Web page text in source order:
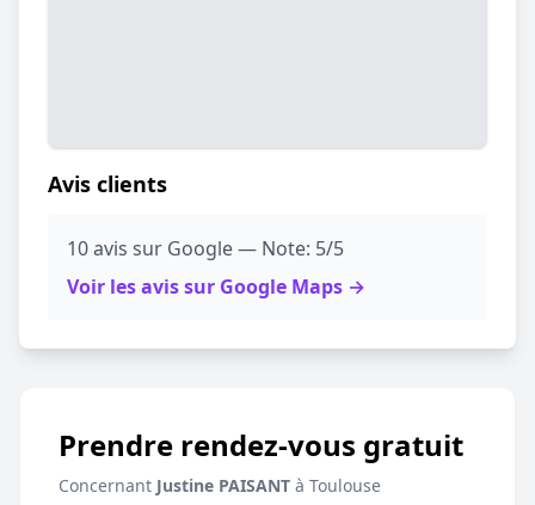
Avis clients
10 avis sur Google — Note: 5/5
Voir les avis sur Google Maps →
Prendre rendez-vous gratuit
Concernant Justine PAISANT à Toulouse